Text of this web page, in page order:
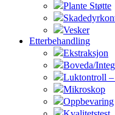
Plante Støtte
Vesker
Etterbehandling
Ekstraksjon
Boveda/
Luktontroll
Mikroskop
Oppbevaring